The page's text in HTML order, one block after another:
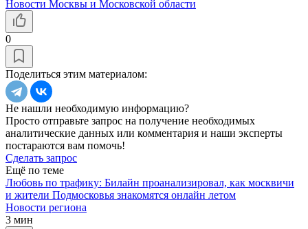
Новости Москвы и Московской области
0
Поделиться этим материалом:
Не нашли необходимую информацию?
Просто отправьте запрос на получение необходимых
аналитические данных или комментария и наши эксперты
постараются вам помочь!
Сделать запрос
Ещё по теме
Любовь по трафику: Билайн проанализировал, как москвичи
и жители Подмосковья знакомятся онлайн летом
Новости региона
3 мин